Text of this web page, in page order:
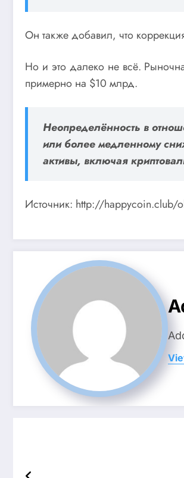
Он также добавил, что
Но и это далеко не всё.
примерно на $10 млрд.
Неопределённость в
или более медленному
активы, включая
Источник: http://happycoin.club/